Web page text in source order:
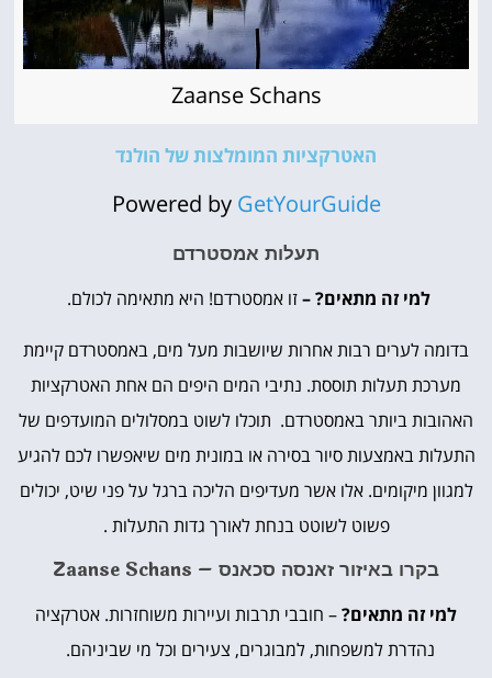
Zaanse Schans
האטרקציות המומלצות של הולנד
Powered by GetYourGuide
תעלות אמסטרדם
למי זה מתאים? –זו אמסטרדם! היא מתאימה לכולם.
בדומה לערים רבות אחרות שיושבות מעל מים, באמסטרדם קיימת
מערכת תעלות תוססת. נתיבי המים היפים הם אחת האטרקציות
האהובות ביותר באמסטרדם. תוכלו לשוט במסלולים המועדפים של
התעלות באמצעות סיור בסירה או במונית מים שיאפשרו לכם להגיע
למגוון מיקומים. אלו אשר מעדיפים הליכה ברגל על פני שיט, יכולים
פשוט לשוטט בנחת לאורך גדות התעלות .
בקרו באיזור זאנסה סכאנס – Zaanse Schans
למי זה מתאים?– חובבי תרבות ועיירות משוחזרות. אטרקציה
נהדרת למשפחות, למבוגרים, צעירים וכל מי שביניהם.